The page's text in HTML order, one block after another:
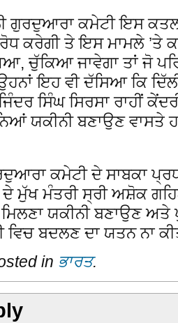
ਗੁਰਦੁਆਰਾ ਕਮੇਟੀ ਇਸ
ਕਰੇਗੀ ਤੇ ਇਸ ਮਾਮਲੇ ’ਤੇ
ਚੁੱਕਿਆ ਜਾਵੇਗਾ ਤਾਂ ਜੋ
ਇਹ ਵੀ ਦੱਸਿਆ ਕਿ
ਸਿੰਘ ਸਿਰਸਾ ਰਾਹੀਂ
ਯਕੀਨੀ ਬਣਾਉਣ ਵਾਸਤੇ
ਕਮੇਟੀ ਦੇ ਸਾਬਕਾ
ਦੇ ਮੁੱਖ ਮੰਤਰੀ ਸ੍ਰੀ ਅਸ਼ੋਕ
ਯਕੀਨੀ ਬਣਾਉਣ
ਬਦਲਣ ਦਾ ਯਤਨ ਨਾ
in ਭਾਰਤ.